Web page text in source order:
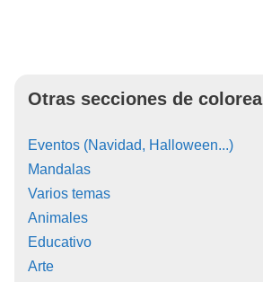
Otras secciones de
Eventos (Navidad, Halloween...)
Mandalas
Varios temas
Animales
Educativo
Arte